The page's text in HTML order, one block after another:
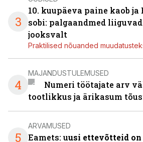
3
10. kuupäeva paine kaob ja
sobi: palgaandmed
jooksvalt
Praktilised nõuanded
4
MAJANDUSTULEMUSED
Numeri töötajate arv
tootlikkus ja ärikasum
5
ARVAMUSED
Eamets: uusi ettevõtteid